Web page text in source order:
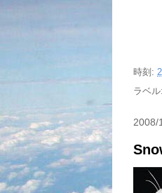
時刻:
ラベル:
2008/